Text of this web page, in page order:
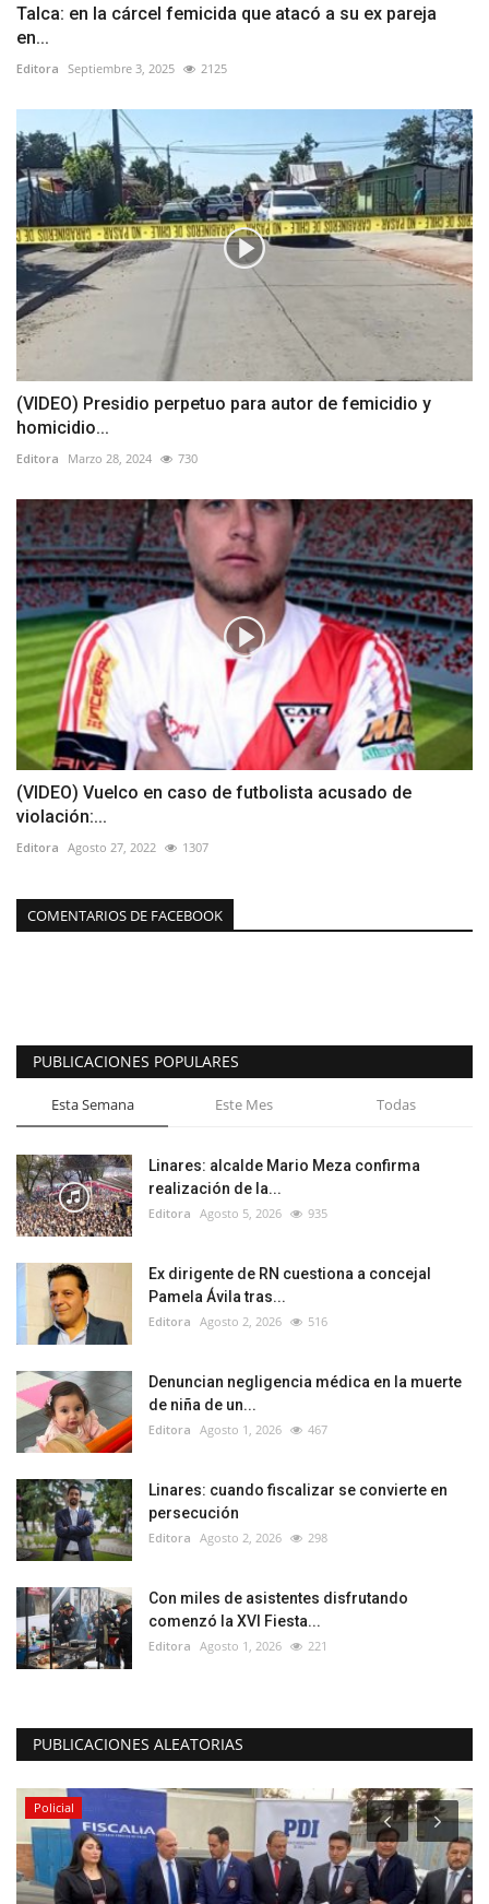
Talca: en la cárcel femicida que atacó a su ex pareja
en...
Editora Septiembre 3, 2025 2125
(VIDEO) Presidio perpetuo para autor de femicidio y
homicidio...
Editora Marzo 28, 2024 730
(VIDEO) Vuelco en caso de futbolista acusado de
violación:...
Editora Agosto 27, 2022 1307
COMENTARIOS DE FACEBOOK
PUBLICACIONES POPULARES
Esta Semana Este Mes Todas
Linares: alcalde Mario Meza confirma
realización de la...
Editora Agosto 5, 2026 935
Ex dirigente de RN cuestiona a concejal
Pamela Ávila tras...
Editora Agosto 2, 2026 516
Denuncian negligencia médica en la muerte
de niña de un...
Editora Agosto 1, 2026 467
Linares: cuando fiscalizar se convierte en
persecución
Editora Agosto 2, 2026 298
Con miles de asistentes disfrutando
comenzó la XVI Fiesta...
Editora Agosto 1, 2026 221
PUBLICACIONES ALEATORIAS
Tribunales